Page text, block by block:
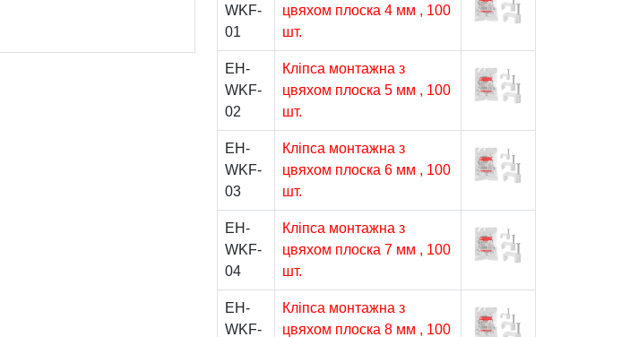
WKF-
01
цвяхом плоска 4 мм , 100
шт.
EH-
WKF-
02
Кліпса монтажна з
цвяхом плоска 5 мм , 100
шт.
EH-
WKF-
03
Кліпса монтажна з
цвяхом плоска 6 мм , 100
шт.
EH-
WKF-
04
Кліпса монтажна з
цвяхом плоска 7 мм , 100
шт.
EH-
WKF-
Кліпса монтажна з
цвяхом плоска 8 мм , 100